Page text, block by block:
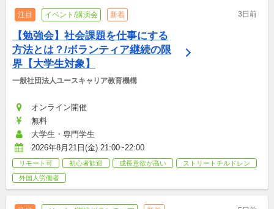
注目 イベント/講演会 新着 3日前
【勉強会】社会課題を仕事にする
方法とは？/ボランティア継続の限
界【大学生対象】
一般社団法人ユースキャリア教育機構
オンライン開催
無料
大学生・専門学生
2026年8月21日(金) 21:00~22:00
リモート可 初心者歓迎 成長意欲が高い
ストリートチルドレン
外国人労働者